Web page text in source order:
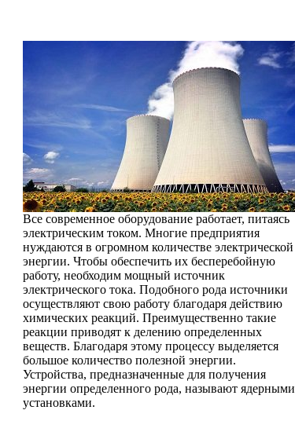
Все современное оборудование работает, питаясь
электрическим током. Многие предприятия
нуждаются в огромном количестве электрической
энергии. Чтобы обеспечить их бесперебойную
работу, необходим мощный источник
электрического тока. Подобного рода источники
осуществляют свою работу благодаря действию
химических реакций. Преимущественно такие
реакции приводят к делению определенных
веществ. Благодаря этому процессу выделяется
большое количество полезной энергии.
Устройства, предназначенные для получения
энергии определенного рода, называют ядерными
установками.